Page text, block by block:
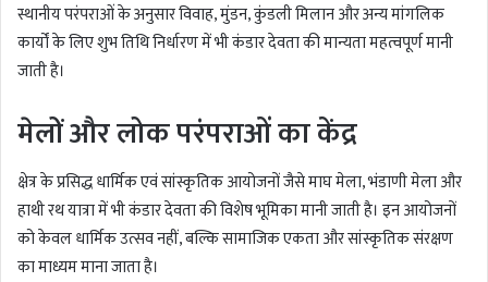
स्थानीय परंपराओं के अनुसार विवाह, मुंडन, कुंडली मिलान और अन्य मांगलिक
कार्यों के लिए शुभ तिथि निर्धारण में भी कंडार देवता की मान्यता महत्वपूर्ण मानी
जाती है।
मेलों और लोक परंपराओं का केंद्र
क्षेत्र के प्रसिद्ध धार्मिक एवं सांस्कृतिक आयोजनों जैसे माघ मेला, भंडाणी मेला और
हाथी रथ यात्रा में भी कंडार देवता की विशेष भूमिका मानी जाती है। इन आयोजनों
को केवल धार्मिक उत्सव नहीं, बल्कि सामाजिक एकता और सांस्कृतिक संरक्षण
का माध्यम माना जाता है।